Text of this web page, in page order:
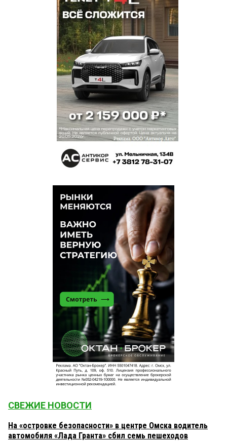
СВЕЖИЕ НОВОСТИ
На «островке безопасности» в центре Омска водитель
автомобиля «Лада Гранта» сбил семь пешеходов